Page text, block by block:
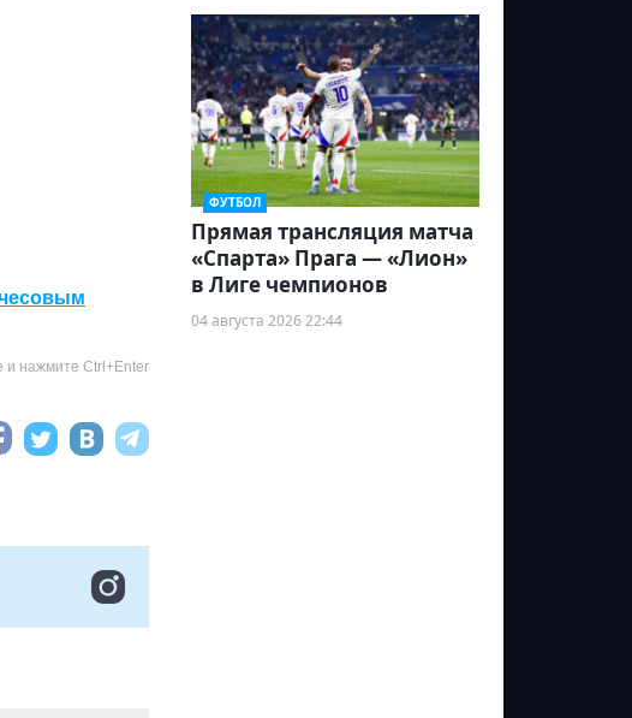
и нажмите Ctrl+Enter
ФУТБОЛ
Прямая трансляция матча
«Спарта» Прага — «Лион»
в Лиге чемпионов
04 августа 2026 22:44